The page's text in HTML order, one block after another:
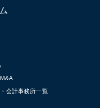
会計事務所一覧